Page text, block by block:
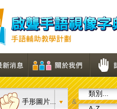
手形圖片... &
類別...